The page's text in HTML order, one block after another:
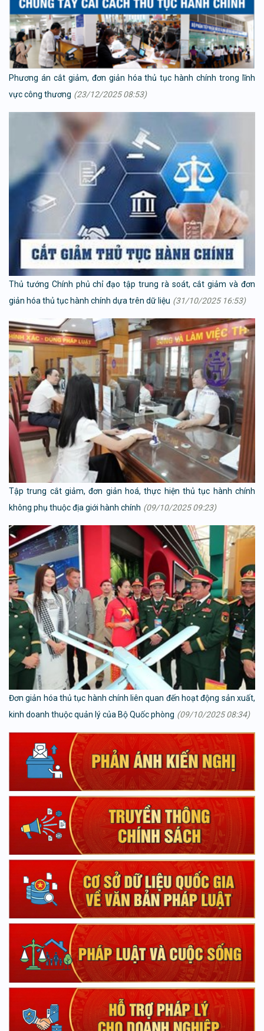
Phương án cắt giảm, đơn giản hóa thủ tục hành chính trong lĩnh
vực công thương (23/12/2025 08:53)
Thủ tướng Chính phủ chỉ đạo tập trung rà soát, cắt giảm và đơn
giản hóa thủ tục hành chính dựa trên dữ liệu (31/10/2025 16:53)
Tập trung cắt giảm, đơn giản hoá, thực hiện thủ tục hành chính
không phụ thuộc địa giới hành chính (09/10/2025 09:23)
Đơn giản hóa thủ tục hành chính liên quan đến hoạt động sản xuất,
kinh doanh thuộc quản lý của Bộ Quốc phòng (09/10/2025 08:34)